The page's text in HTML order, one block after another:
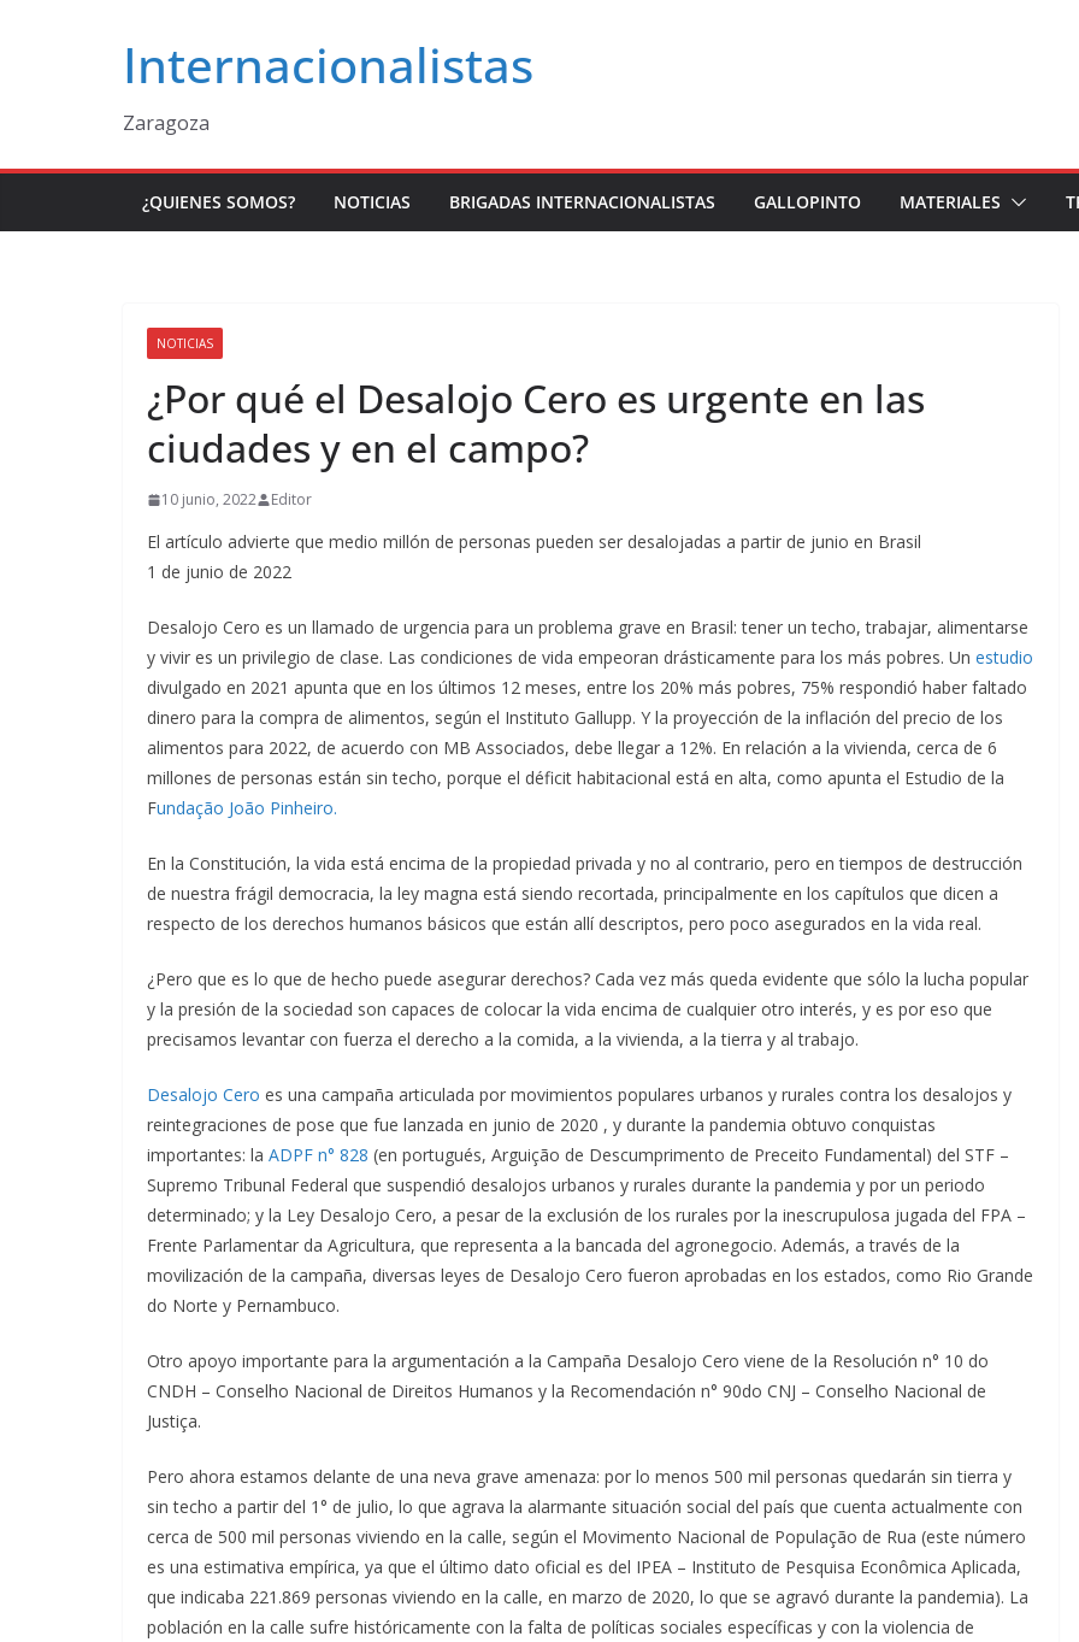
Internacionalistas
Zaragoza
¿QUIENES SOMOS? NOTICIAS BRIGADAS INTERNACIONALISTAS GALLOPINTO MATERIALES
NOTICIAS
¿Por qué el Desalojo Cero es urgente en las
ciudades y en el campo?
10 junio, 2022 Editor
El artículo advierte que medio millón de personas pueden ser desalojadas a partir de junio en Brasil
1 de junio de 2022
Desalojo Cero es un llamado de urgencia para un problema grave en Brasil: tener un techo, trabajar, alimentarse
y vivir es un privilegio de clase. Las condiciones de vida empeoran drásticamente para los más pobres. Un estudio
divulgado en 2021 apunta que en los últimos 12 meses, entre los 20% más pobres, 75% respondió haber faltado
dinero para la compra de alimentos, según el Instituto Gallupp. Y la proyección de la inflación del precio de los
alimentos para 2022, de acuerdo con MB Associados, debe llegar a 12%. En relación a la vivienda, cerca de 6
millones de personas están sin techo, porque el déficit habitacional está en alta, como apunta el Estudio de la
Fundação João Pinheiro.
En la Constitución, la vida está encima de la propiedad privada y no al contrario, pero en tiempos de destrucción
de nuestra frágil democracia, la ley magna está siendo recortada, principalmente en los capítulos que dicen a
respecto de los derechos humanos básicos que están allí descriptos, pero poco asegurados en la vida real.
¿Pero que es lo que de hecho puede asegurar derechos? Cada vez más queda evidente que sólo la lucha popular
y la presión de la sociedad son capaces de colocar la vida encima de cualquier otro interés, y es por eso que
precisamos levantar con fuerza el derecho a la comida, a la vivienda, a la tierra y al trabajo.
Desalojo Cero es una campaña articulada por movimientos populares urbanos y rurales contra los desalojos y
reintegraciones de pose que fue lanzada en junio de 2020 , y durante la pandemia obtuvo conquistas
importantes: la ADPF n° 828 (en portugués, Arguição de Descumprimento de Preceito Fundamental) del STF –
Supremo Tribunal Federal que suspendió desalojos urbanos y rurales durante la pandemia y por un periodo
determinado; y la Ley Desalojo Cero, a pesar de la exclusión de los rurales por la inescrupulosa jugada del FPA –
Frente Parlamentar da Agricultura, que representa a la bancada del agronegocio. Además, a través de la
movilización de la campaña, diversas leyes de Desalojo Cero fueron aprobadas en los estados, como Rio Grande
do Norte y Pernambuco.
Otro apoyo importante para la argumentación a la Campaña Desalojo Cero viene de la Resolución n° 10 do
CNDH – Conselho Nacional de Direitos Humanos y la Recomendación n° 90do CNJ – Conselho Nacional de
Justiça.
Pero ahora estamos delante de una neva grave amenaza: por lo menos 500 mil personas quedarán sin tierra y
sin techo a partir del 1° de julio, lo que agrava la alarmante situación social del país que cuenta actualmente con
cerca de 500 mil personas viviendo en la calle, según el Movimento Nacional de População de Rua (este número
es una estimativa empírica, ya que el último dato oficial es del IPEA – Instituto de Pesquisa Econômica Aplicada,
que indicaba 221.869 personas viviendo en la calle, en marzo de 2020, lo que se agravó durante la pandemia). La
población en la calle sufre históricamente con la falta de políticas sociales específicas y con la violencia de